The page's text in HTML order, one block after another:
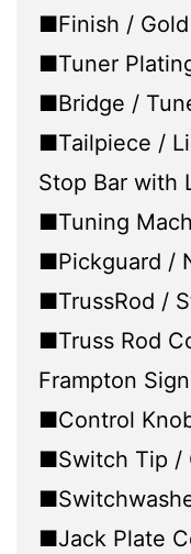
■Finish / Gold
■Tuner
■Bridge /
■Tailpiece /
Stop Bar with
■Tuning
■Pickguard /
■TrussRod /
■Truss Rod
Frampton
■Control
■Switch Tip /
■Jack Plate